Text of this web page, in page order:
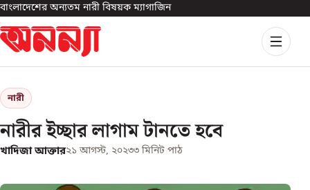
বাংলাদেশের অন্যতম নারী বিষয়ক ম্যাগাজিন
নারী
নারীর ইচ্ছার লাগাম টানতে হবে
খাদিজা আক্তার২১ আগস্ট, ২০২৩৩ মিনিট পাঠ